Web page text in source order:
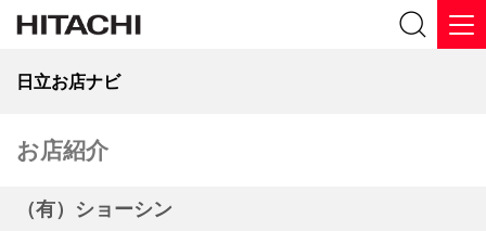
日立お店ナビ
お店紹介
（有）ショーシン